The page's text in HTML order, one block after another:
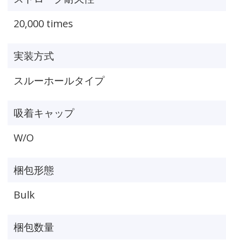
20,000 times
実装方式
スルーホールタイプ
吸着キャップ
W/O
梱包形態
Bulk
梱包数量